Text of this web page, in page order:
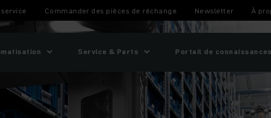
des commandes
Commander des pièces de réchange Newsletter À
Service & Parts Portail de connaissances